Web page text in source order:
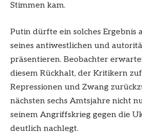
Stimmen kam.
Putin dürfte ein solches Ergebnis
seines antiwestlichen und
präsentieren. Beobachter
diesem Rückhalt, der Kritikern
Repressionen und Zwang
nächsten sechs Amtsjahre nicht
seinem Angriffskrieg gegen die
deutlich nachlegt.